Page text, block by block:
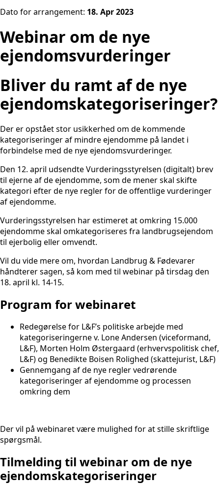
Dato for arrangement: 18. Apr 2023
Webinar om de nye
ejendomsvurderinger
Bliver du ramt af de nye
ejendomskategoriseringer?
Der er opstået stor usikkerhed om de kommende
kategoriseringer af mindre ejendomme på landet i
forbindelse med de nye ejendomsvurderinger.
Den 12. april udsendte Vurderingsstyrelsen (digitalt) brev
til ejerne af de ejendomme, som de mener skal skifte
kategori efter de nye regler for de offentlige vurderinger
af ejendomme.
Vurderingsstyrelsen har estimeret at omkring 15.000
ejendomme skal omkategoriseres fra landbrugsejendom
til ejerbolig eller omvendt.
Vil du vide mere om, hvordan Landbrug & Fødevarer
håndterer sagen, så kom med til webinar på tirsdag den
18. april kl. 14-15.
Program for webinaret
Redegørelse for L&F’s politiske arbejde med
kategoriseringerne v. Lone Andersen (viceformand,
L&F), Morten Holm Østergaard (erhvervspolitisk chef,
L&F) og Benedikte Boisen Rolighed (skattejurist, L&F)
Gennemgang af de nye regler vedrørende
kategoriseringer af ejendomme og processen
omkring dem
Der vil på webinaret være mulighed for at stille skriftlige
spørgsmål.
Tilmelding til webinar om de nye
ejendomskategoriseringer